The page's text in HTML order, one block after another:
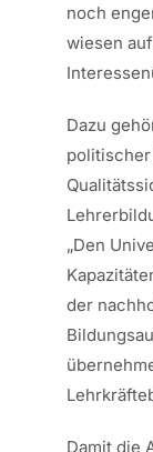
noch
wiesen
Dazu
politischer
„Den
der
Damit die